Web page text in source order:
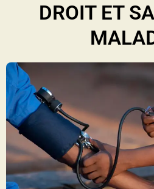
DROIT ET